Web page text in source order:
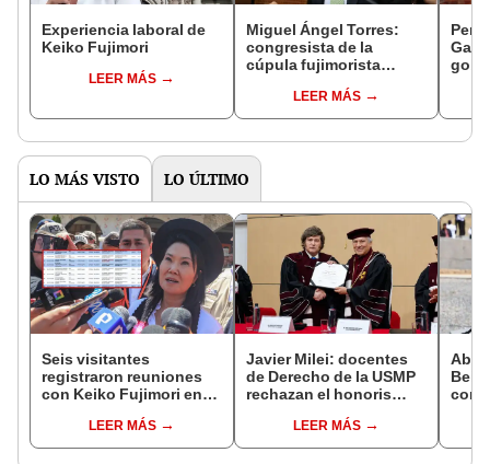
Experiencia laboral de
Keiko Fujimori
LEER MÁS
Miguel Ángel Torres:
congresista de la
cúpula fujimorista
del SenadoLEER MÁS
LO MÁS VISTO LO ÚLTIMO
Seis visitantes
registraron reuniones
con Keiko Fujimori en
presidenta se
encontraba en Junín
LEER MÁS
Javier Milei: docentes
de Derecho de la USMP
rechazan el honoris
presidente de Argentina
LEER MÁS